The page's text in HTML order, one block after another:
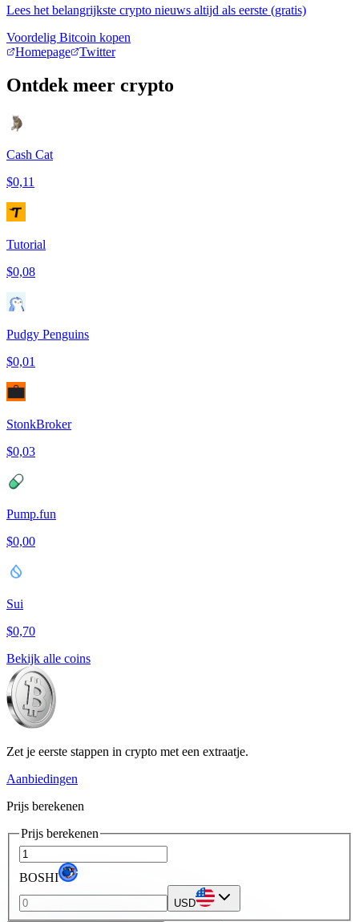
Lees het belangrijkste crypto nieuws altijd als eerste (gratis)
Voordelig Bitcoin kopen
Homepage
Twitter
Ontdek meer crypto
Cash Cat
$0,11
Tutorial
$0,08
Pudgy Penguins
$0,01
StonkBroker
$0,03
Pump.fun
$0,00
Sui
$0,70
Bekijk alle coins
Zet je eerste stappen in crypto met een extraatje.
Aanbiedingen
Prijs berekenen
Prijs berekenen
BOSHI
USD